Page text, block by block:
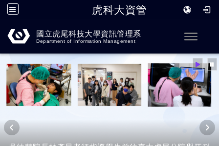
虎科大資管
跳到主要內容
國立虎尾科技大學資訊管理系
Department of Information Management